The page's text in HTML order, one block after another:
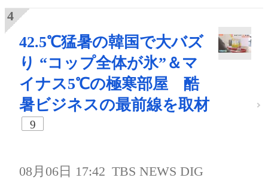
42.5℃猛暑の韓国で大バズ
り “コップ全体が氷”＆マ
イナス5℃の極寒部屋 酷
暑ビジネスの最前線を取材
9
08月06日 17:42 TBS NEWS DIG